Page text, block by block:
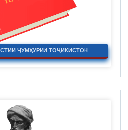
ҶУМҲУРИИ ТОҶИКИСТОН